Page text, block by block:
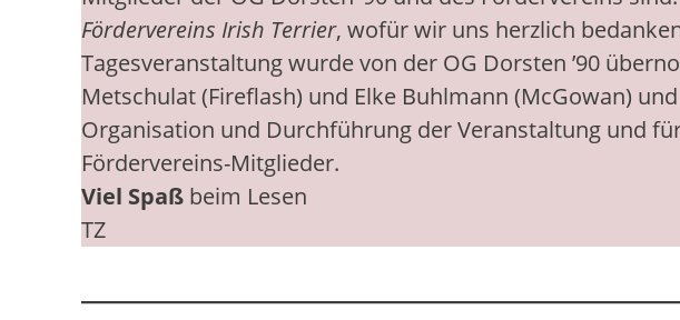
Fördervereins Irish Terrier, wofür wir uns herzlich
Tagesveranstaltung wurde von der OG Dorsten ’90
Metschulat (Fireflash) und Elke Buhlmann (McGowan)
Organisation und Durchführung der Veranstaltung und
Fördervereins-Mitglieder.
Viel Spaß beim Lesen
TZ